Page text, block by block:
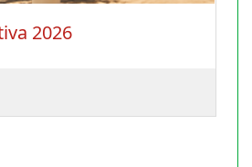
La Conferenza degli istruttori
23-07-2026